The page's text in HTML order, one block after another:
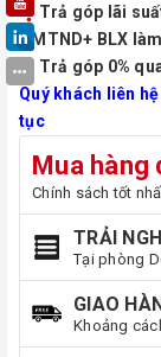
Trả góp lãi
CMTND+ BLX
Trả góp 0%
Quý khách liên
tục
Mua hàng
Chính sách tốt
TRẢI
Tại phòng
GIAO
Khoảng